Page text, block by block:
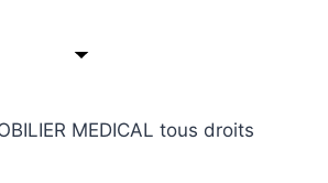
MEDICAL tous droits